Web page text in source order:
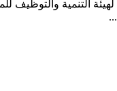
التنمية والتوظيف